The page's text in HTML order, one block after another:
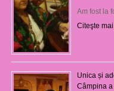
Am fost la
Citeşte
Unica și
Câmpina